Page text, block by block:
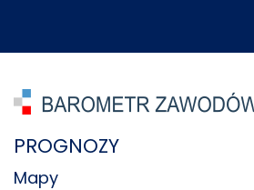
PROGNOZY
Mapy